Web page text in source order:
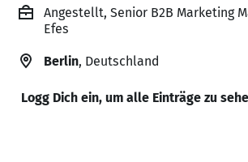
Angestellt, Senior B2B Marketing
Efes
Berlin, Deutschland
Logg Dich ein, um alle Einträge zu